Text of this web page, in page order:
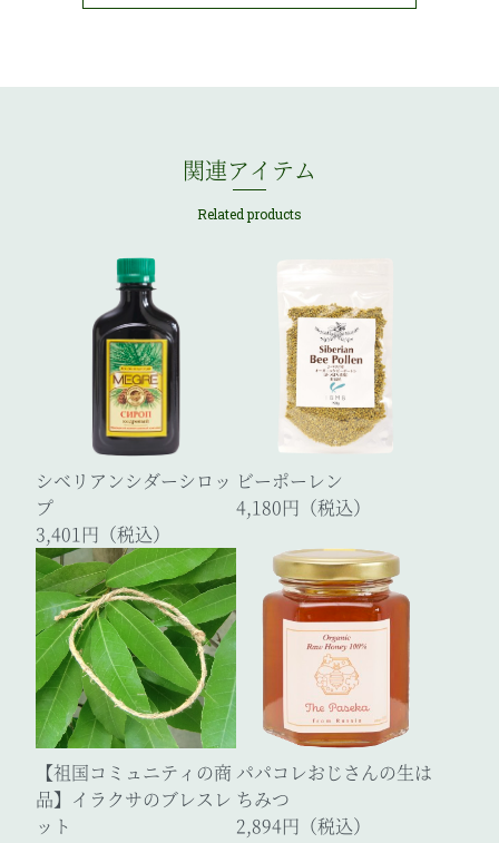
関連アイテム
Related products
シベ リ ア ンシダーシ ロ ッ
プ
3,401円（税込）
ビーポー レ ン
4,180円（税込）
【祖国コ ミ ュニティ の商
品】 イ ラ クサのブレス レ
ッ ト
パパコ レおじさ んの生は
ちみつ
2,894円（税込）